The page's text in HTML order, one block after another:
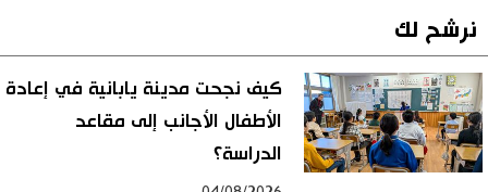
نرشح لك
كيف نجحت مدينة يابانية في إعادة
الأطفال الأجانب إلى مقاعد
الدراسة؟